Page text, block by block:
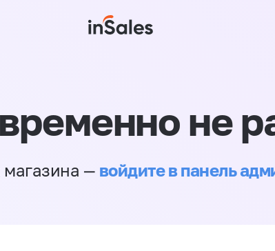
не
магазина — войдите в панель